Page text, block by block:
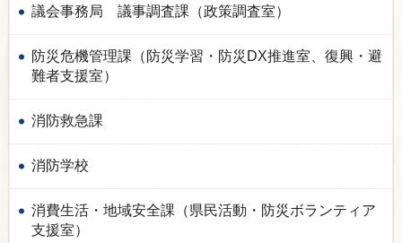
議会事務局 議事調査課（政策調査室）
防災危機管理課（防災学習・防災DX推進室、復興・避
難者支援室）
消防救急課
消防学校
消費生活・地域安全課（県民活動・防災ボランティア
支援室）